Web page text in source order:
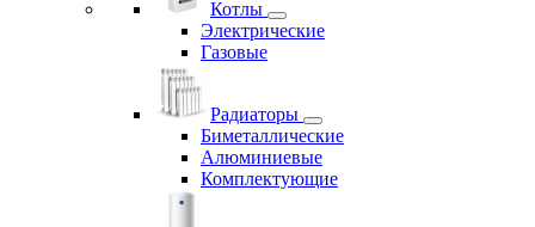
Котлы
Электрические
Газовые
Радиаторы
Биметаллические
Алюминиевые
Комплектующие